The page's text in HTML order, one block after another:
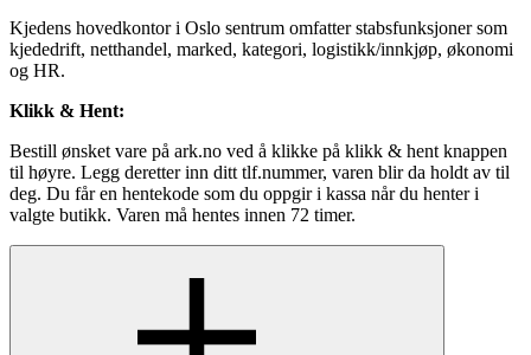
Kjedens hovedkontor i Oslo sentrum omfatter stabsfunksjoner som
kjededrift, netthandel, marked, kategori, logistikk/innkjøp, økonomi
og HR.
Klikk & Hent:
Bestill ønsket vare på ark.no ved å klikke på klikk & hent knappen
til høyre. Legg deretter inn ditt tlf.nummer, varen blir da holdt av til
deg. Du får en hentekode som du oppgir i kassa når du henter i
valgte butikk. Varen må hentes innen 72 timer.